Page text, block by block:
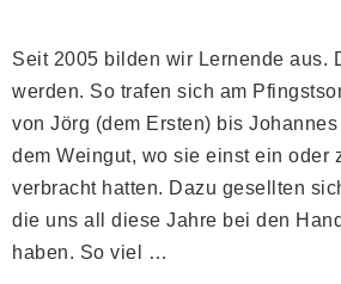
Seit 2005 bilden wir Lernende aus.
werden. So trafen sich am
von Jörg (dem Ersten) bis
dem Weingut, wo sie einst ein oder
verbracht hatten. Dazu gesellten
die uns all diese Jahre bei den
haben. So viel …